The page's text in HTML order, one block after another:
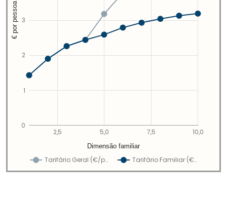
Tarifário Geral (€/p… Tarifário Familiar (€…
2,5 5,0 7,5 10,0
0
1
2
3
Dimensão familiar
€ por pessoa